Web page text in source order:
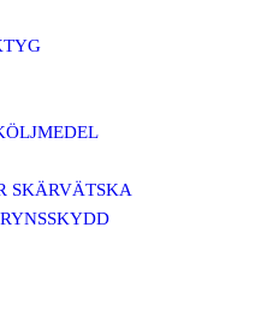
SKÄRVÄTSKA